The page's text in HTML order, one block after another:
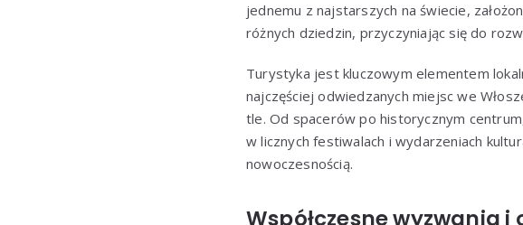
jednemu z najstarszych na świecie,
różnych dziedzin, przyczyniając się do
Turystyka jest kluczowym elementem
najczęściej odwiedzanych miejsc we
tle. Od spacerów po historycznym
w licznych festiwalach i wydarzeniach
nowoczesnością.
Współczesne wyzwania